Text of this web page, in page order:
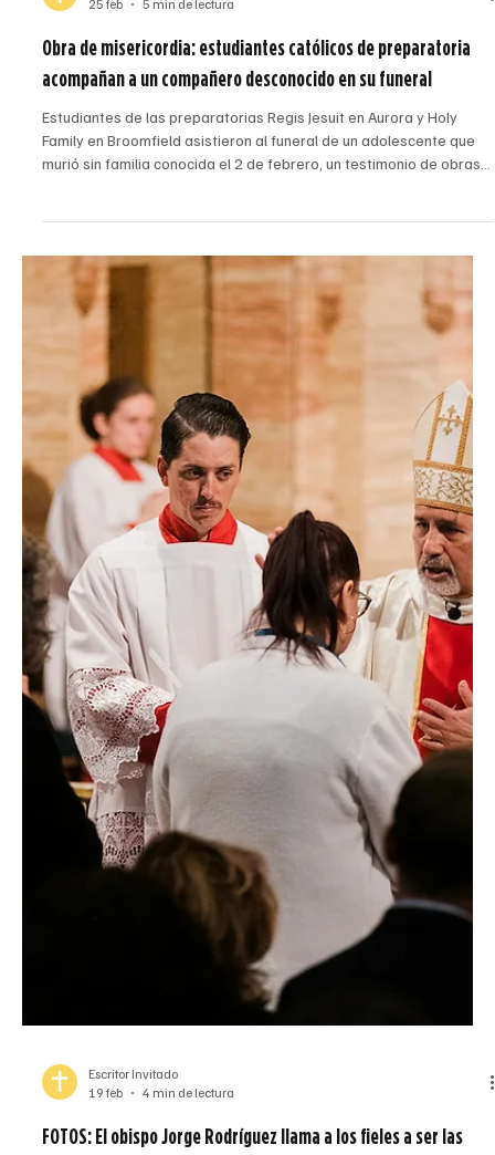
Escritor Invitado
4 mar
Sacerdote hasta el final: Monseñor Michael Glenn recordado en
Denver
Seminaristas, sacerdotes y fieles reflexionan sobre la vida de un
querido rector del seminario St. John Vianney Fieles de toda la
arquidiócesis se reunieron para orar y honrar a Monseñor Michael
Glenn en lo que se convertirá en una Misa anual. (Foto de Kaylee
Stoll) Por Kaylee Stoll El mensaje del evangelio resonó en toda la
iglesia: “Bien hecho, siervo bueno y fiel”. Parecía muy apropiado
que ese fuera el tema de la Misa conmemorativa por monseñor
Michael Glenn el sábado 28